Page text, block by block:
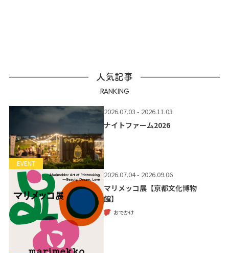
人気記事
RANKING
EVENT
2026.07.03 - 2026.11.03
ナイトファーム2026
2026.07.04 - 2026.09.06
マリメッコ展【京都文化博物
館】
おでかけ